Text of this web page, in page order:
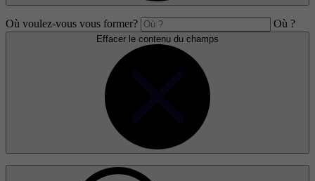
Où voulez-vous vous former? Où ?
Effacer le contenu du champs